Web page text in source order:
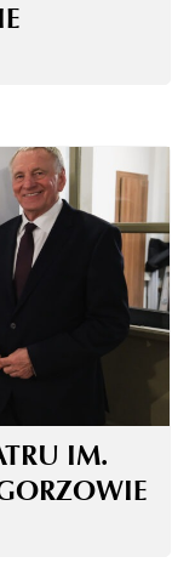
IM.